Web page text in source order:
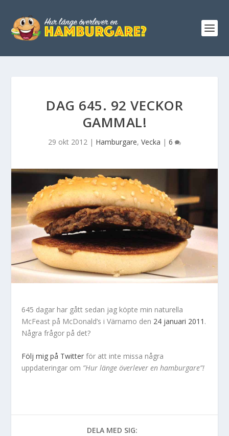
DAG 645. 92 VECKOR
GAMMAL!
29 okt 2012 | Hamburgare, Vecka | 6
645 dagar har gått sedan jag köpte min naturella
McFeast på McDonald’s i Värnamo den 24 januari 2011 .
Några frågor på det?
Följ mig på Twitter för att inte missa några
uppdateringar om ”Hur länge överlever en hamburgare”!
DELA MED SIG: